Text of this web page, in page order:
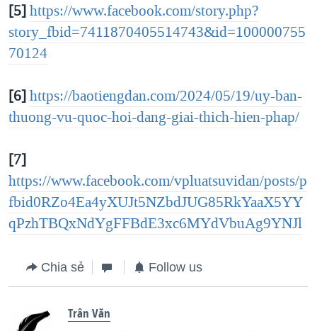
[5]https://www.facebook.com/story.php?
story_fbid=7411870405514743&id=100000755
70124
[6]https://baotiengdan.com/2024/05/19/uy-ban-
thuong-vu-quoc-hoi-dang-giai-thich-hien-phap/
[7]
https://www.facebook.com/vpluatsuvidan/posts/p
fbid0RZo4Ea4yXUJt5NZbdJUG85RkYaaX5YY
qPzhTBQxNdYgFFBdE3xc6MYdVbuAg9YNJl
Chia sẻ Follow us
Trân Văn